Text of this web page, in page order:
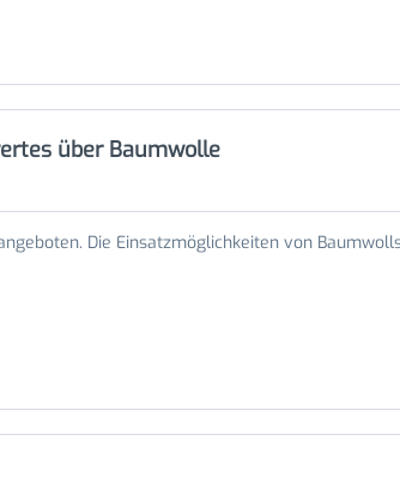
über Baumwolle
Die Einsatzmöglichkeiten von